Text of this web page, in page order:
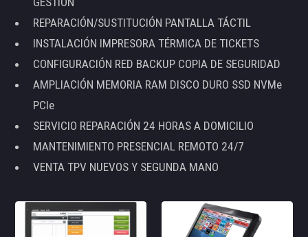
REPARACIÓN/SUSTITUCIÓN PANTALLA TÁCTIL
INSTALACIÓN IMPRESORA TÉRMICA DE TICKETS
CONFIGURACIÓN RED BACKUP COPIA DE SEGURIDAD
AMPLIACIÓN MEMORIA RAM DISCO DURO SSD NVMe
PCIe
SERVICIO REPARACIÓN 24 HORAS A DOMICILIO
MANTENIMIENTO PRESENCIAL REMOTO 24/7
VENTA TPV NUEVOS Y SEGUNDA MANO